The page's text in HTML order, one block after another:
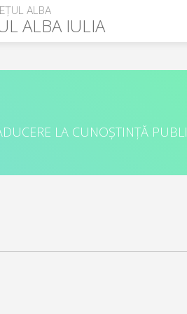
ALBA
ALBA IULIA
LA CUNOȘTINȚĂ